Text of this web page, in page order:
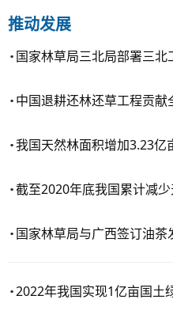
推动发展
我国天然林面积增加3.23亿
国家林草局与广西签订油茶
2022年我国实现1亿亩国土